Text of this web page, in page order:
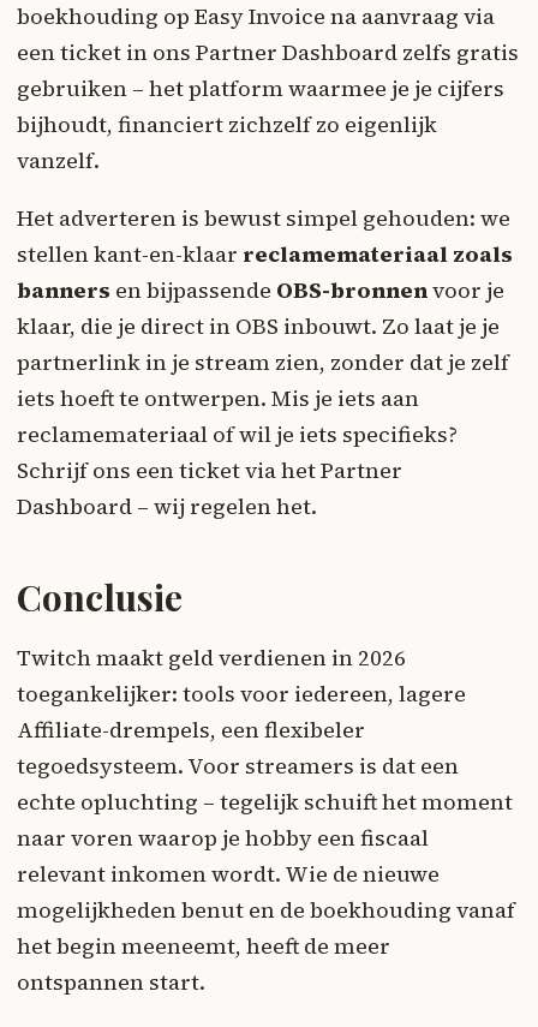
boekhouding op Easy Invoice na aanvraag via
een ticket in ons Partner Dashboard zelfs gratis
gebruiken – het platform waarmee je je cijfers
bijhoudt, financiert zichzelf zo eigenlijk
vanzelf.
Het adverteren is bewust simpel gehouden: we
stellen kant-en-klaar reclamemateriaal zoals
banners en bijpassende OBS-bronnenvoor je
klaar, die je direct in OBS inbouwt. Zo laat je je
partnerlink in je stream zien, zonder dat je zelf
iets hoeft te ontwerpen. Mis je iets aan
reclamemateriaal of wil je iets specifieks?
Schrijf ons een ticket via het Partner
Dashboard – wij regelen het.
Conclusie
Twitch maakt geld verdienen in 2026
toegankelijker: tools voor iedereen, lagere
Affiliate-drempels, een flexibeler
tegoedsysteem. Voor streamers is dat een
echte opluchting – tegelijk schuift het moment
naar voren waarop je hobby een fiscaal
relevant inkomen wordt. Wie de nieuwe
mogelijkheden benut en de boekhouding vanaf
het begin meeneemt, heeft de meer
ontspannen start.